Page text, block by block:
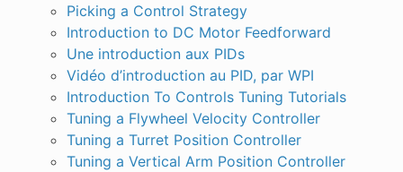
Picking a Control Strategy
Introduction to DC Motor Feedforward
Une introduction aux PIDs
Vidéo d’introduction au PID, par WPI
Introduction To Controls Tuning Tutorials
Tuning a Flywheel Velocity Controller
Tuning a Turret Position Controller
Tuning a Vertical Arm Position Controller